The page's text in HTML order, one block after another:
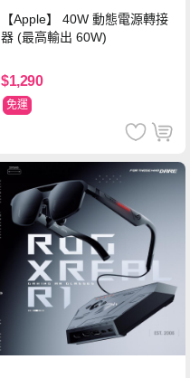
【Apple】 40W 動態電源轉接
器 (最高輸出 60W)
$1,290
免運